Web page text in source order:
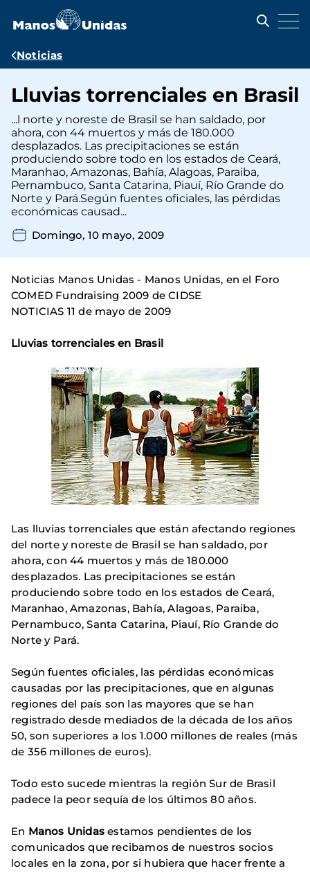
contenido
Ruta
navegación
Noticias
Lluvias torrenciales en Brasil
...l norte y noreste de Brasil se han saldado, por
ahora, con 44 muertos y más de 180.000
desplazados. Las precipitaciones se están
produciendo sobre todo en los estados de Ceará,
Maranhao, Amazonas, Bahía, Alagoas, Paraiba,
Pernambuco, Santa Catarina, Piauí, Río Grande do
Norte y Pará.Según fuentes oficiales, las pérdidas
económicas causad...
Domingo, 10 mayo, 2009
Noticias Manos Unidas - Manos Unidas, en el Foro
COMED Fundraising 2009 de CIDSE
NOTICIAS 11 de mayo de 2009
Lluvias torrenciales en Brasil
Las lluvias torrenciales que están afectando regiones
del norte y noreste de Brasil se han saldado, por
ahora, con 44 muertos y más de 180.000
desplazados. Las precipitaciones se están
produciendo sobre todo en los estados de Ceará,
Maranhao, Amazonas, Bahía, Alagoas, Paraiba,
Pernambuco, Santa Catarina, Piauí, Río Grande do
Norte y Pará.
Según fuentes oficiales, las pérdidas económicas
causadas por las precipitaciones, que en algunas
regiones del país son las mayores que se han
registrado desde mediados de la década de los años
50, son superiores a los 1.000 millones de reales (más
de 356 millones de euros).
Todo esto sucede mientras la región Sur de Brasil
padece la peor sequía de los últimos 80 años.
En Manos Unidas estamos pendientes de los
comunicados que recibamos de nuestros socios
locales en la zona, por si hubiera que hacer frente a